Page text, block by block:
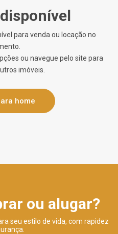
para venda ou locação no
ou navegue pelo site para
imóveis.
home
ou alugar?
seu estilo de vida, com rapidez